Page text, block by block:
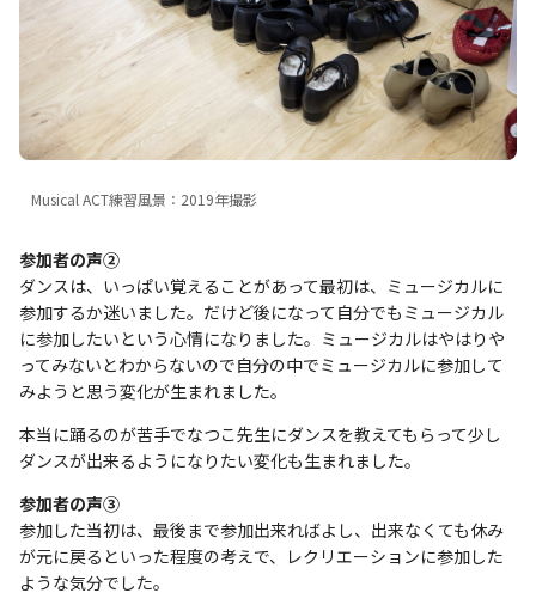
Musical ACT練習風景：2019年撮影
参加者の声②
ダンスは、いっぱい覚えることがあって最初は、ミュージカルに
参加するか迷いました。だけど後になって自分でもミュージカル
に参加したいという心情になりました。ミュージカルはやはりや
ってみないとわからないので自分の中でミュージカルに参加して
みようと思う変化が生まれました。
本当に踊るのが苦手でなつこ先生にダンスを教えてもらって少し
ダンスが出来るようになりたい変化も生まれました。
参加者の声③
参加した当初は、最後まで参加出来ればよし、出来なくても休み
が元に戻るといった程度の考えで、レクリエーションに参加した
ような気分でした。